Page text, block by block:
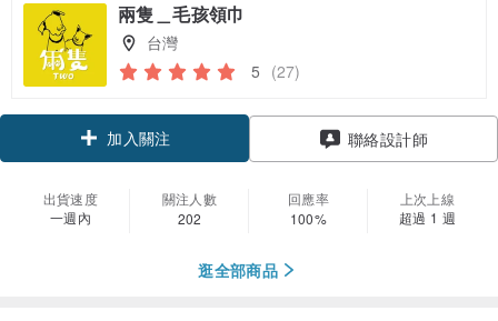
兩隻＿毛孩領巾
台灣
5 (27)
加入關注 聯絡設計師
出貨速度
一週內
關注人數
202
回應率
100%
上次上線
超過 1 週
逛全部商品